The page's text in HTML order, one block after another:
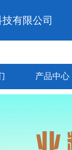
有限公司
产品中心